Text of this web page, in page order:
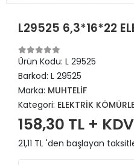
L29525 6,3*16*22
Ürün Kodu: L 29525
Barkod: L 29525
Marka: MUHTELİF
Kategori: ELEKTRİK
158,30 TL + KDV
21,11 TL 'den başlayan